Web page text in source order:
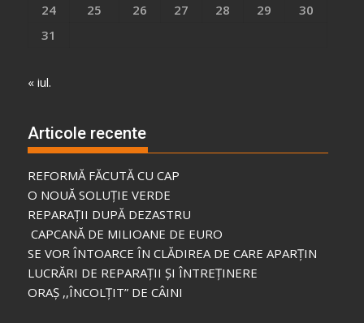
24
25 26 27 28 29
30
31
« iul.
Articole recente
REFORMĂ FĂCUTĂ CU CAP
O NOUĂ SOLUȚIE VERDE
REPARAȚII DUPĂ DEZASTRU
CAPCANĂ DE MILIOANE DE EURO
SE VOR ÎNTOARCE ÎN CLĂDIREA DE CARE APARȚIN
LUCRĂRI DE REPARAȚII ȘI ÎNTREȚINERE
ORAȘ ,,ÎNCOLȚIT” DE CÂINI